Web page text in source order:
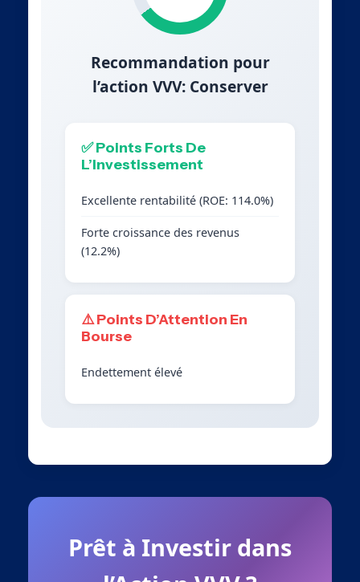
Recommandation pour
l’action VVV: Conserver
✅ Points Forts De
L’Investissement
Excellente rentabilité (ROE: 114.0%)
Forte croissance des revenus
(12.2%)
⚠️ Points D’Attention En
Bourse
Endettement élevé
Prêt à Investir dans